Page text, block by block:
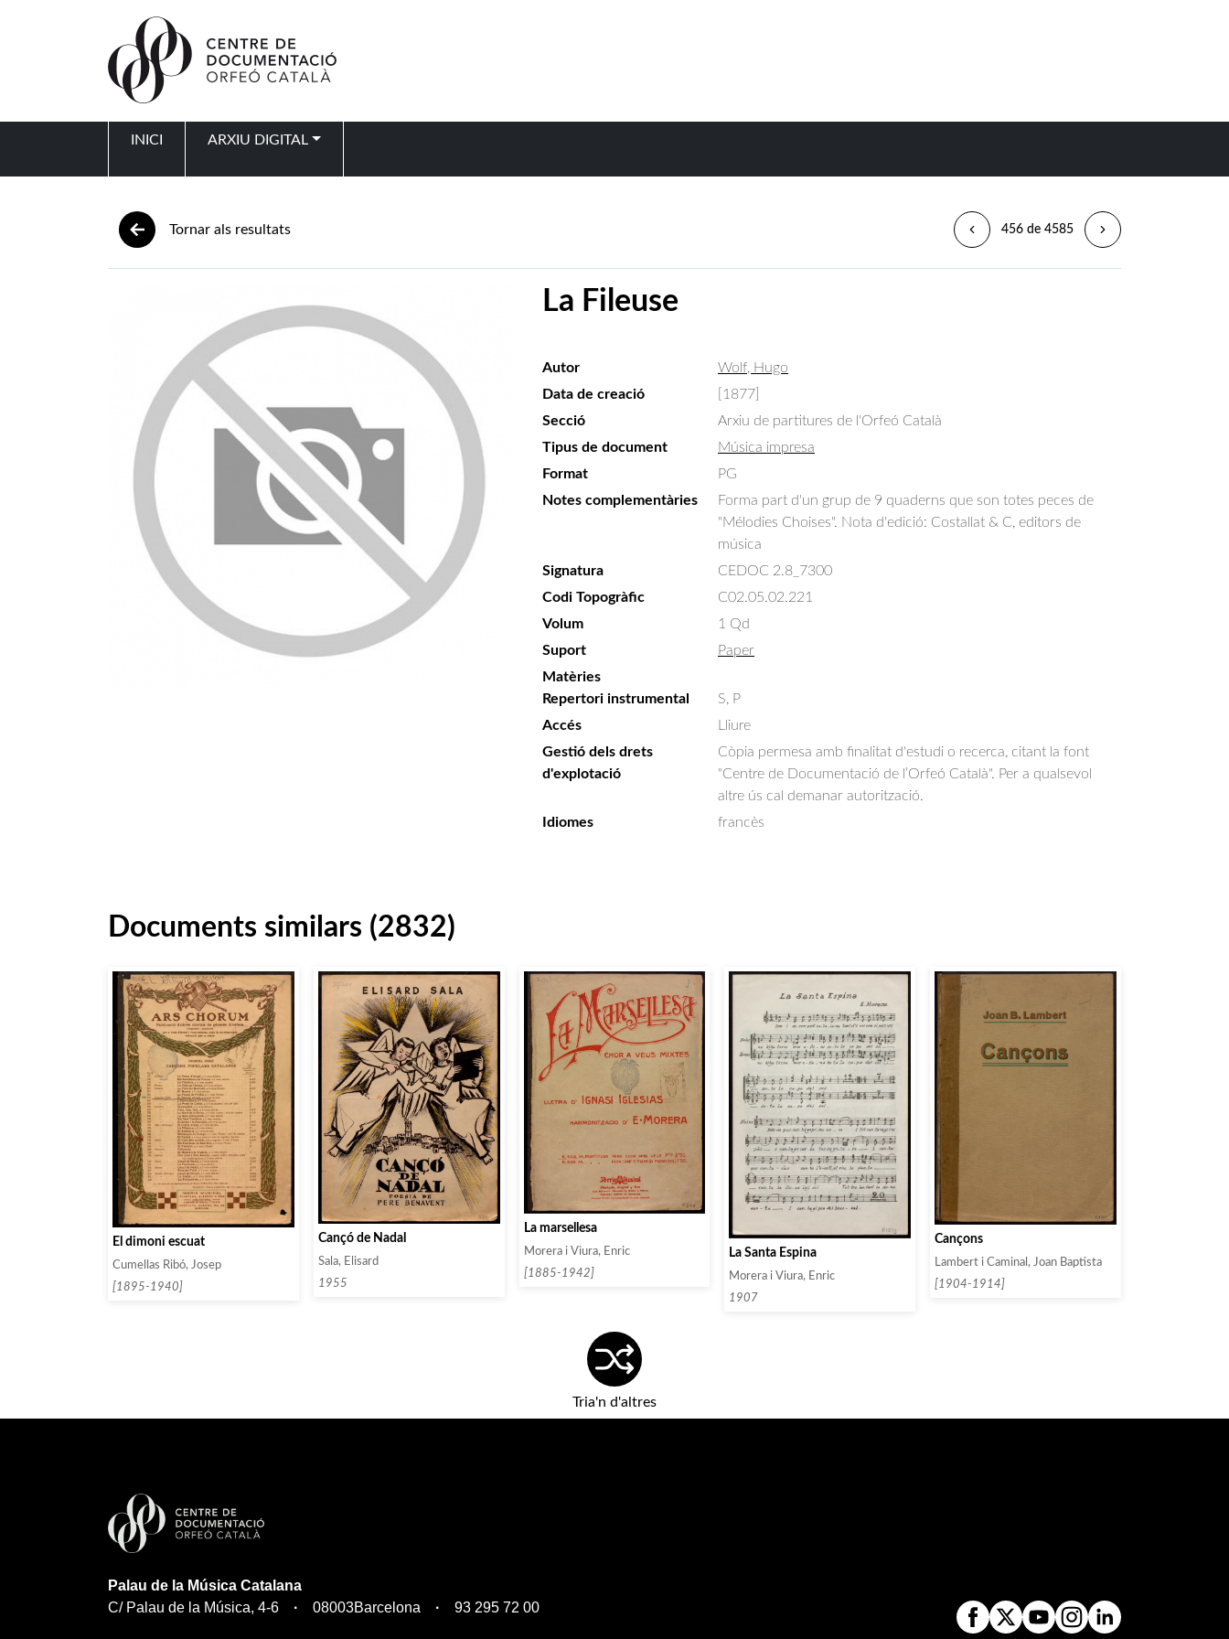
INICI ARXIU DIGITAL
Tornar als resultats 456 de 4585
La Fileuse
Autor
Wolf, Hugo
Data de creació
[1877]
Secció
Arxiu de partitures de l'Orfeó Català
Tipus de document
Música impresa
Format
PG
Notes complementàries
Forma part d'un grup de 9 quaderns que son totes peces de
"Mélodies Choises". Nota d'edició: Costallat & C, editors de
música
Signatura
CEDOC 2.8_7300
Codi Topogràfic
C02.05.02.221
Volum
1 Qd
Suport
Paper
Matèries
Repertori instrumental
S, P
Accés
Lliure
Gestió dels drets
d'explotació
Còpia permesa amb finalitat d'estudi o recerca, citant la font
"Centre de Documentació de l’Orfeó Català". Per a qualsevol
altre ús cal demanar autorització.
Idiomes
francès
Documents similars (2832)
El dimoni escuat
Cumellas Ribó, Josep
[1895-1940]
Cançó de Nadal
Sala, Elisard
1955
La marsellesa
Morera i Viura, Enric
[1885-1942]
La Santa Espina
Morera i Viura, Enric
1907
Cançons
Lambert i Caminal, Joan Baptista
[1904-1914]
Tria'n d'altres
Palau de la Música Catalana
C/ Palau de la Música, 4-6
08003Barcelona 93 295 72 00